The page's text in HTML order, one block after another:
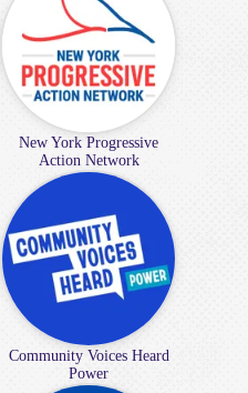
New York Progressive
Action Network
Community Voices Heard
Power